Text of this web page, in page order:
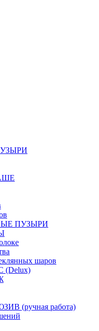
ПУЗЫРИ
шаров
(Delux)
(ручная работа)